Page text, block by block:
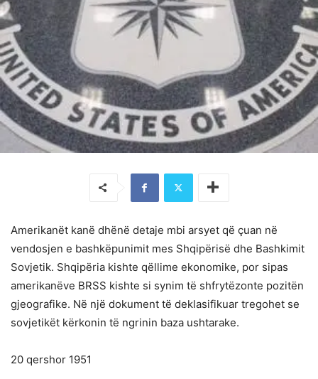
Amerikanët kanë dhënë detaje mbi arsyet që çuan në
vendosjen e bashkëpunimit mes Shqipërisë dhe Bashkimit
Sovjetik. Shqipëria kishte qëllime ekonomike, por sipas
amerikanëve BRSS kishte si synim të shfrytëzonte pozitën
gjeografike. Në një dokument të deklasifikuar tregohet se
sovjetikët kërkonin të ngrinin baza ushtarake.
20 qershor 1951